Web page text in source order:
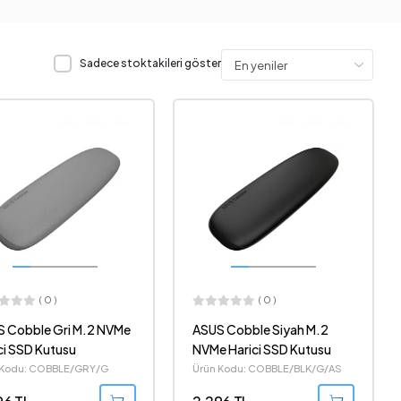
Sadece stoktakileri göster
( 0 )
Cobble Gri M.2 NVMe
SSD Kutusu
COBBLE/GRY/G
( 0 )
ASUS Cobble Siyah M.2
NVMe Harici SSD Kutusu
Ürün Kodu: COBBLE/BLK/G/AS